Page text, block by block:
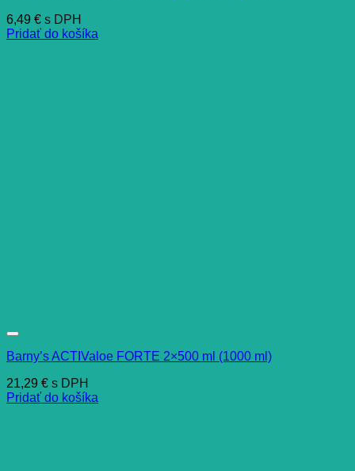
6,49 € s DPH
Pridať do košíka
Barny’s ACTIValoe FORTE 2×500 ml (1000 ml)
21,29 € s DPH
Pridať do košíka